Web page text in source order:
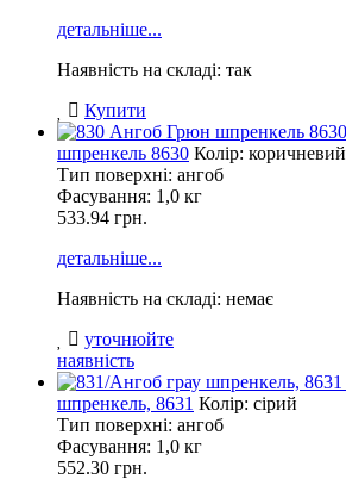
детальніше...
Наявність на складі: так
Купити
шпренкель 8630 Колір: коричневий
Тип поверхні: ангоб
Фасування: 1,0 кг
533.94 грн.
детальніше...
Наявність на складі: немає
уточнюйте
наявність
шпренкель, 8631 Колір: сірий
Тип поверхні: ангоб
Фасування: 1,0 кг
552.30 грн.